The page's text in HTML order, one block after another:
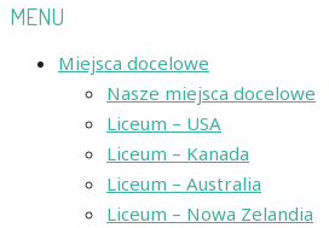
MENU
Miejsca docelowe
Nasze miejsca docelowe
Liceum – USA
Liceum – Kanada
Liceum – Australia
Liceum – Nowa Zelandia